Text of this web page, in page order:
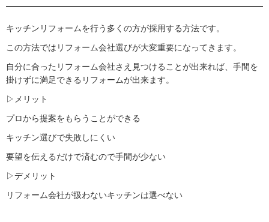
キッチンリフォームを行う多くの方が採用する方法です。
この方法ではリフォーム会社選びが大変重要になってきます。
自分に合ったリフォーム会社さえ見つけることが出来れば、手間を
掛けずに満足できるリフォームが出来ます。
▷メリット
プロから提案をもらうことができる
キッチン選びで失敗しにくい
要望を伝えるだけで済むので手間が少ない
▷デメリット
リフォーム会社が扱わないキッチンは選べない